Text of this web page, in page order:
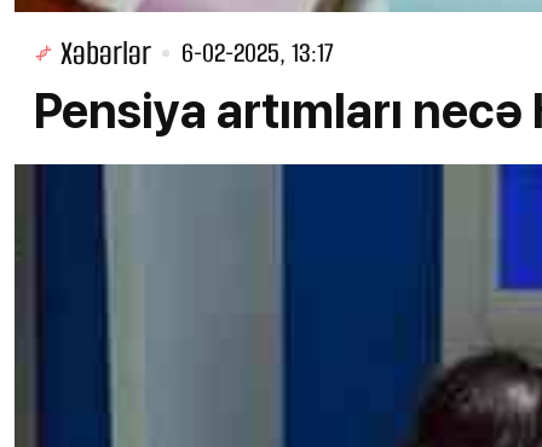
Xəbərlər 6-02-2025, 13:17
Pensiya artımları